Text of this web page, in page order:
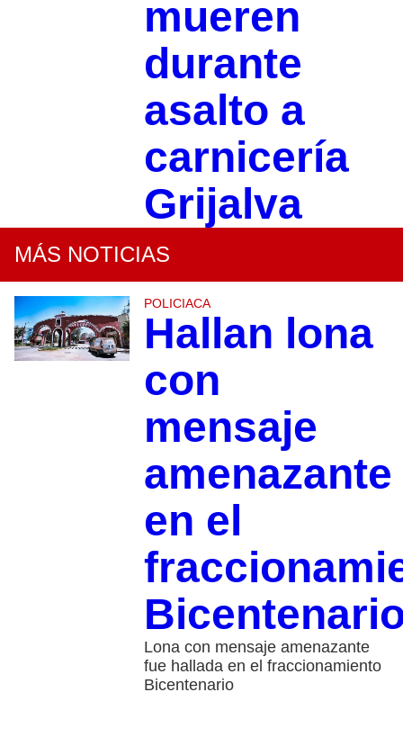
mueren
durante
asalto a
carnicería
Grijalva
MÁS NOTICIAS
POLICIACA
Hallan lona
con
mensaje
amenazante
en el
Lona con mensaje amenazante
fue hallada en el fraccionamiento
Bicentenario